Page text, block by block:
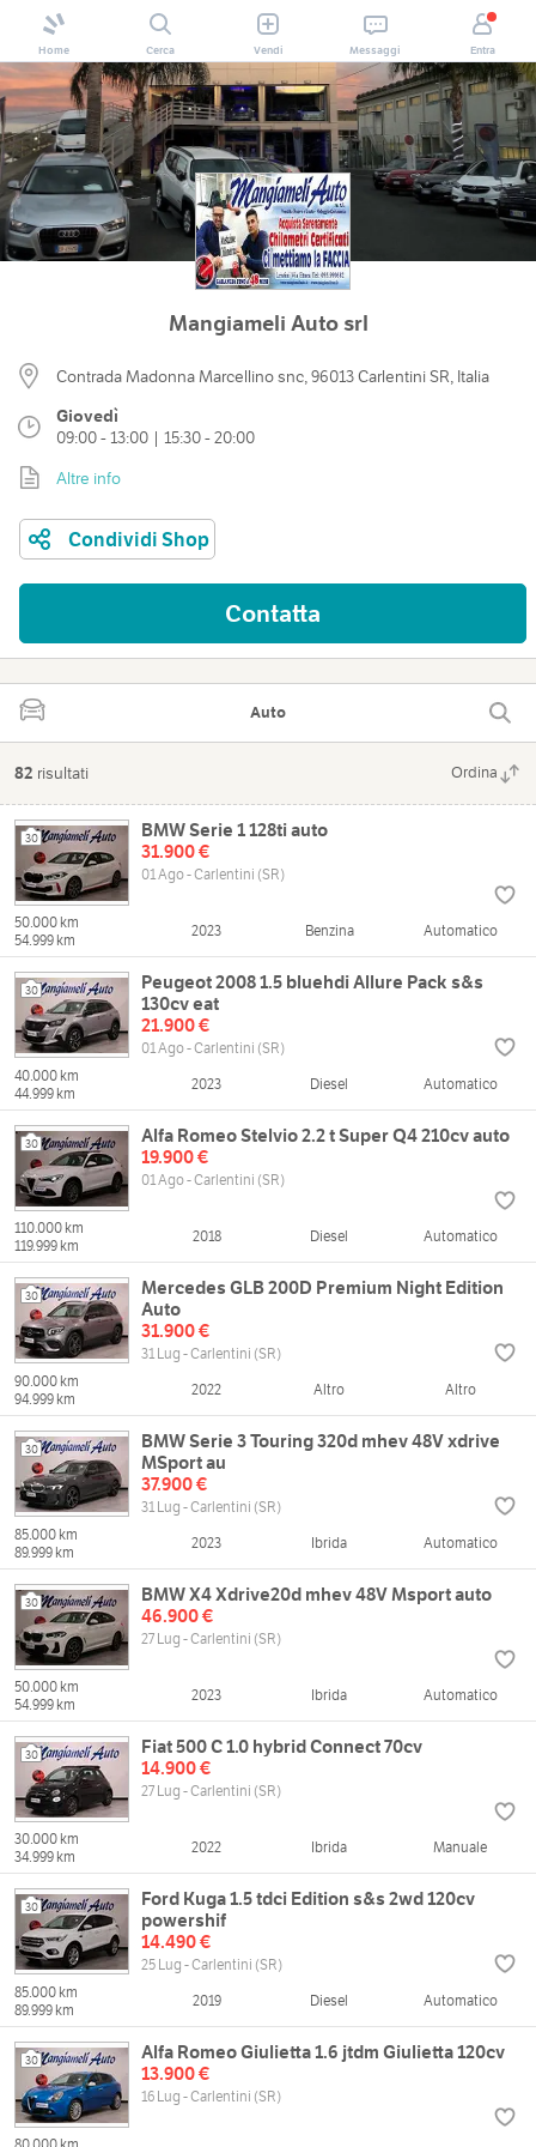
Home Cerca Vendi Messaggi Entra
Mangiameli Auto srl
Contrada Madonna Marcellino snc, 96013 Carlentini SR, Italia
Giovedì
09:00 - 13:00 | 15:30 - 20:00
Altre info
Condividi Shop
Contatta
Auto
82 risultati Ordina
30
BMW Serie 1 128ti auto
31.900 €
01 Ago - Carlentini (SR)
50.000 km
54.999 km
2023 Benzina Automatico
30
Peugeot 2008 1.5 bluehdi Allure Pack s&s
130cv eat
21.900 €
01 Ago - Carlentini (SR)
40.000 km
44.999 km
2023 Diesel Automatico
30
Alfa Romeo Stelvio 2.2 t Super Q4 210cv auto
19.900 €
01 Ago - Carlentini (SR)
110.000 km
119.999 km
2018 Diesel Automatico
30
Mercedes GLB 200D Premium Night Edition
Auto
31.900 €
31 Lug - Carlentini (SR)
90.000 km
94.999 km
2022 Altro Altro
30
BMW Serie 3 Touring 320d mhev 48V xdrive
MSport au
37.900 €
31 Lug - Carlentini (SR)
85.000 km
89.999 km
2023 Ibrida Automatico
30
BMW X4 Xdrive20d mhev 48V Msport auto
46.900 €
27 Lug - Carlentini (SR)
50.000 km
54.999 km
2023 Ibrida Automatico
30
Fiat 500 C 1.0 hybrid Connect 70cv
14.900 €
27 Lug - Carlentini (SR)
30.000 km
34.999 km
2022 Ibrida Manuale
30
Ford Kuga 1.5 tdci Edition s&s 2wd 120cv
powershif
14.490 €
25 Lug - Carlentini (SR)
85.000 km
89.999 km
2019 Diesel Automatico
30
Alfa Romeo Giulietta 1.6 jtdm Giulietta 120cv
13.900 €
16 Lug - Carlentini (SR)